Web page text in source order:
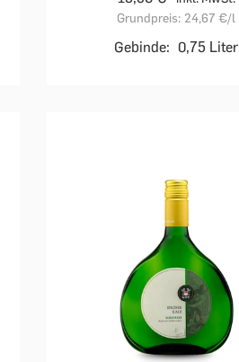
Grundpreis: 24,67 €/l
Gebinde: 0,75 Liter